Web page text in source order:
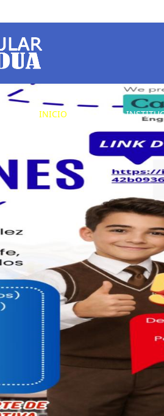
INICIO NUESTRA